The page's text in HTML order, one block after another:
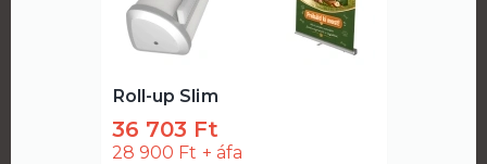
Roll-up Slim
36 703 Ft
28 900 Ft